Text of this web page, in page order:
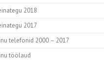
2018
2017
telefonid 2000 – 2017
töölaud